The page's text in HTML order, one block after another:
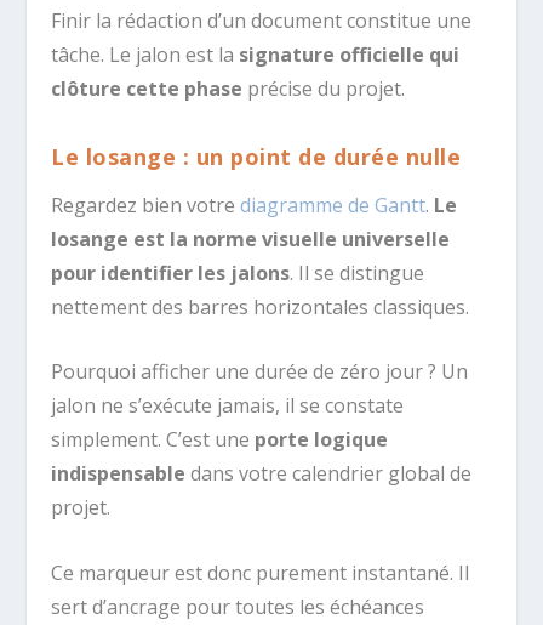
Finir la rédaction d’un document constitue une
tâche. Le jalon est la signature officielle qui
clôture cette phase précise du projet.
Le losange : un point de durée nulle
Regardez bien votrediagramme de Gantt. Le
losange est la norme visuelle universelle
pour identifier les jalons. Il se distingue
nettement des barres horizontales classiques.
Pourquoi afficher une durée de zéro jour ? Un
jalon ne s’exécute jamais, il se constate
simplement. C’est une porte logique
indispensable dans votre calendrier global de
projet.
Ce marqueur est donc purement instantané. Il
sert d’ancrage pour toutes les échéances